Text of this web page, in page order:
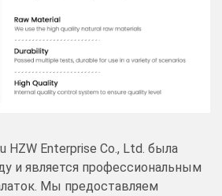
HZW Enterprise Co., Ltd. была
и является профессиональным
Мы предоставляем